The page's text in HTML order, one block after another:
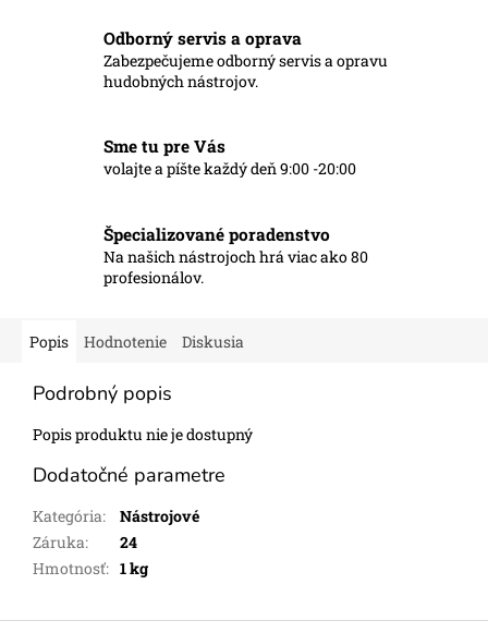
Odborný servis a oprava
Zabezpečujeme odborný servis a opravu
hudobných nástrojov.
Sme tu pre Vás
volajte a píšte každý deň 9:00 -20:00
Špecializované poradenstvo
Na našich nástrojoch hrá viac ako 80
profesionálov.
Popis Hodnotenie Diskusia
Podrobný popis
Popis produktu nie je dostupný
Dodatočné parametre
Kategória:
Nástrojové
Záruka:
24
Hmotnosť: 1 kg